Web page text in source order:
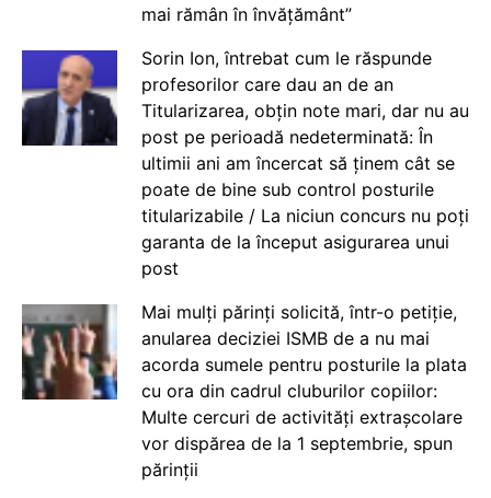
mai rămân în învățământ”
Sorin Ion, întrebat cum le răspunde
profesorilor care dau an de an
Titularizarea, obțin note mari, dar nu au
post pe perioadă nedeterminată: În
ultimii ani am încercat să ținem cât se
poate de bine sub control posturile
titularizabile / La niciun concurs nu poți
garanta de la început asigurarea unui
post
Mai mulți părinți solicită, într-o petiție,
anularea deciziei ISMB de a nu mai
acorda sumele pentru posturile la plata
cu ora din cadrul cluburilor copiilor:
Multe cercuri de activități extrașcolare
vor dispărea de la 1 septembrie, spun
părinții